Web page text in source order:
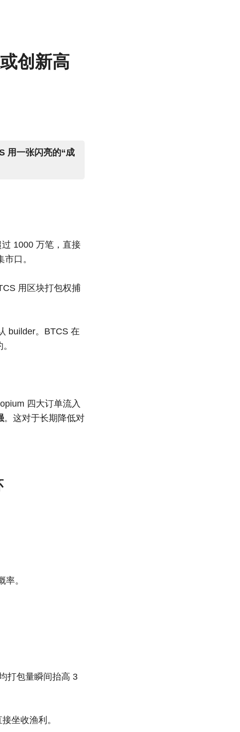
创新高
用一张闪亮的“成
1000 万笔，直接
口。
用区块打包权捕
builder。BTCS 在
四大订单流入
。这对于长期降低对
。
打包量瞬间抬高 3
坐收渔利。